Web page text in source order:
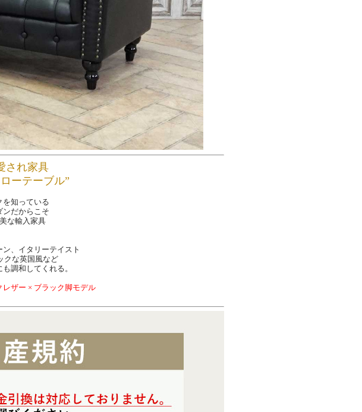
され家具
ーテーブル”
を知っている
ンだからこそ
な輸入家具
、イタリーテイスト
クな英国風など
調和してくれる。
ザー × ブラック脚モデル